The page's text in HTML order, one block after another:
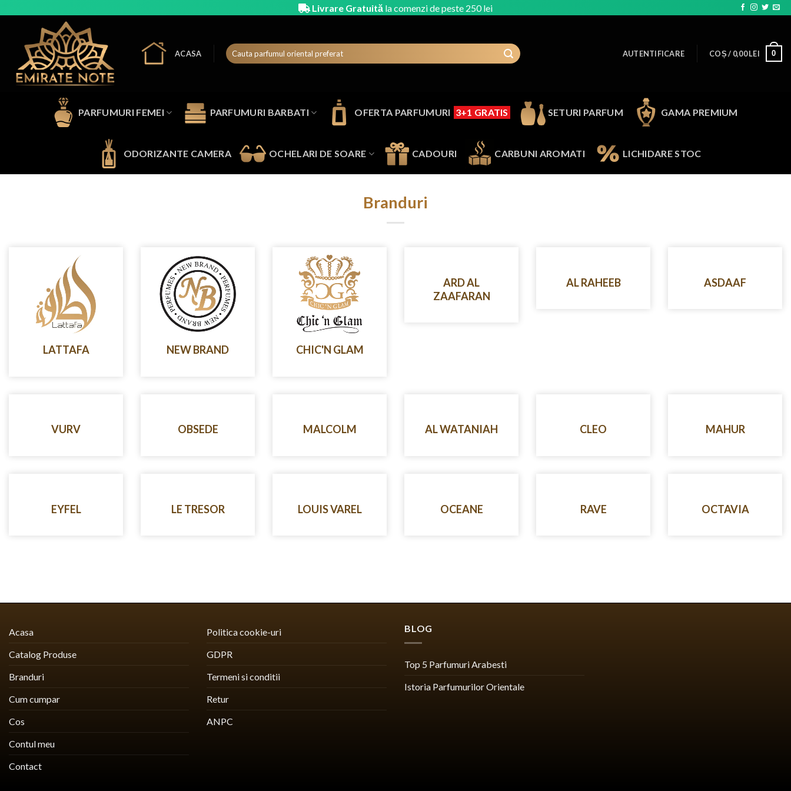
Livrare Gratuită la comenzi de peste 250 lei
ACASA AUTENTIFICARE COȘ / 0,00LEI 0
PARFUMURI FEMEI PARFUMURI BARBATI OFERTA PARFUMURI 3+1 GRATIS SETURI PARFUM GAMA PREMIUM
ODORIZANTE CAMERA OCHELARI DE SOARE CADOURI CARBUNI AROMATI LICHIDARE STOC
Branduri
LATTAFA NEW BRAND CHIC'N GLAM
ARD AL
ZAAFARAN
AL RAHEEB ASDAAF
VURV OBSEDE MALCOLM AL WATANIAH CLEO MAHUR
EYFEL LE TRESOR LOUIS VAREL OCEANE RAVE OCTAVIA
Acasa
Catalog Produse
Branduri
Cum cumpar
Cos
Contul meu
Contact
Politica cookie-uri
GDPR
Termeni si conditii
Retur
ANPC
BLOG
Top 5 Parfumuri Arabesti
Istoria Parfumurilor Orientale